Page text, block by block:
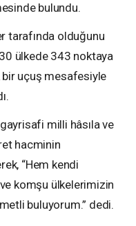
bulundu.
tarafında olduğunu
ülkede 343 noktaya
uçuş mesafesiyle
milli hâsıla ve
hacminin
“Hem kendi
komşu ülkelerimizin
buluyorum.” dedi.